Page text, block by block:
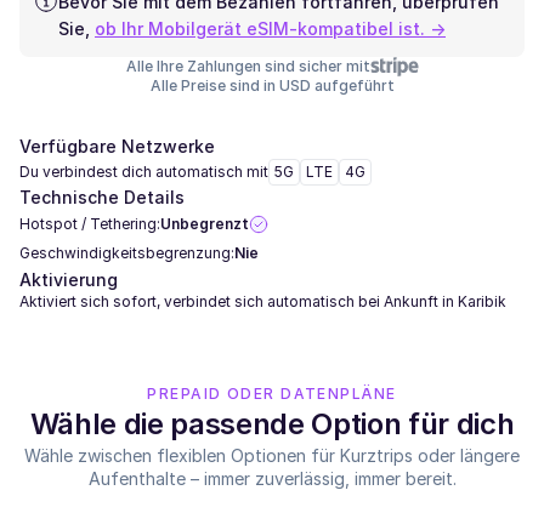
Sie, ob Ihr Mobilgerät eSIM-kompatibel ist. →
Alle Ihre Zahlungen sind sicher mit
Alle Preise sind in USD aufgeführt
Verfügbare Netzwerke
Du verbindest dich automatisch mit 5G LTE 4G
Technische Details
Hotspot / Tethering:Unbegrenzt
Geschwindigkeitsbegrenzung:Nie
Aktivierung
Aktiviert sich sofort, verbindet sich automatisch bei Ankunft in Karibik
PREPAID ODER DATENPLÄNE
Wähle die passende Option für dich
Wähle zwischen flexiblen Optionen für Kurztrips oder längere
Aufenthalte – immer zuverlässig, immer bereit.